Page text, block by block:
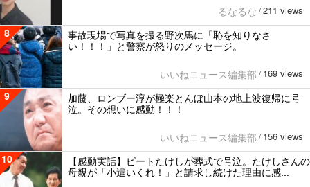
るなるな / 211 views
8
事故現場で写真を撮る野次馬に「恥を知りなさ
い！！！」と警察が怒りのメッセージ。
いいねニュース編集部 / 169 views
9
加藤、ロンブー淳が極楽とんぼ山本の地上波復帰に号
泣。その想いに感動！！！
いいねニュース編集部 / 156 views
10
【感動実話】ビートたけしが葬式で号泣。たけしさんの
母親が「小遣いくれ！」と請求し続けた理由に感...